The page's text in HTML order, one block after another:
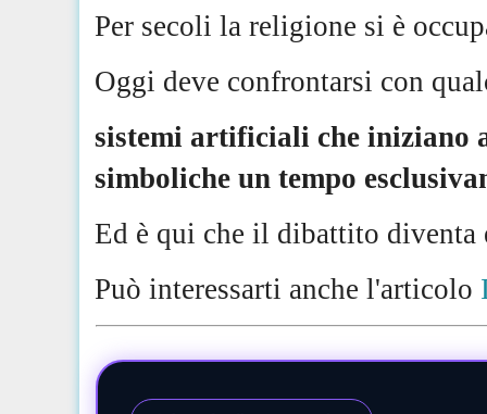
Per secoli la religione si è
Oggi deve confrontarsi con
sistemi artificiali che iniziano
simboliche un tempo
Ed è qui che il dibattito diventa
Può interessarti anche l'articolo